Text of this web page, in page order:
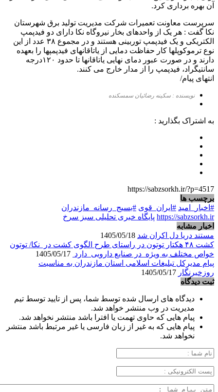
آن بهره برداری کرد.
سرپرست معاونت تعمیرات شرکت مدیریت تولید برق شهرستان
نکا گفت : هر یک از واحدهای بخار نیروگاه نکا دارای دو فیدپمپ
الکتریکی و یک فیدپمپ توربینی هستند و در مجموع ۳۸ عدد از این
نوع ترموکوپلها کار حفاظت دمایی از یاتاقانهای فیدپمپها را بعهده
دارند و در صورت عبور دمای نهایی یاتاقانها تا حدود ۱۲۰درجه
سانتیگراد، فیدپمپ را از مدار خارج می کنند.
انتهای پیام/
نویسنده : سکینه رضائیان سمسکنده
به اشتراک بگذارید :
https://sabzsorkh.ir/?p=4517
برچسب ها
#اخبار_امید #ایران_قوی #بسیج_رسانه_مازندران
https://sabzsorkh.ir پایگاه خبری تحلیلی سبز سرخ
اخبار مشابه
مستند دریا دل اکران شد
کشت ۴۸ هکتار توتون در راستای طرح الگوی کشت در نکا/ توتون
خواص مختلف به ویژه در صنایع دارویی دارد
پیام مدیرکل تبلیغات اسلامی استان مازندران به مناسبت
روزخبرنگار
ثبت دیدگاه
دیدگاه های ارسال شده توسط شما، پس از تایید توسط تیم
مدیریت در وب منتشر خواهد شد.
پیام هایی که حاوی تهمت یا افترا باشد منتشر نخواهد شد.
پیام هایی که به غیر از زبان فارسی یا غیر مرتبط باشد منتشر
نخواهد شد.